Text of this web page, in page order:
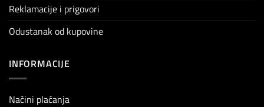
Reklamacije i prigovori
Odustanak od kupovine
INFORMACIJE
Načini plaćanja